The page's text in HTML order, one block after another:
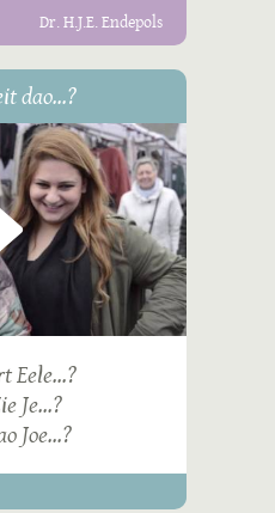
Dr. H.J.E. Endepols
dao...?
Eele...?
Je...?
Joe...?